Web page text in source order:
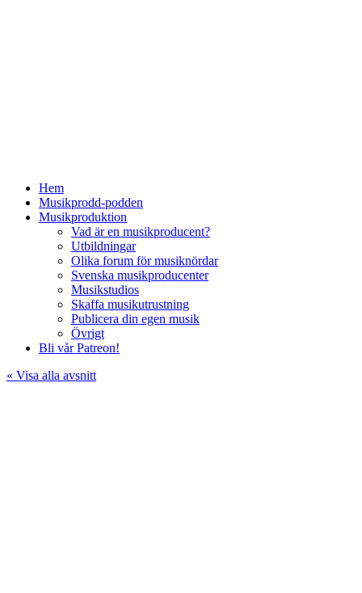
Hem
Musikprodd-podden
Musikproduktion
Vad är en musikproducent?
Utbildningar
Olika forum för musiknördar
Svenska musikproducenter
Musikstudios
Skaffa musikutrustning
Publicera din egen musik
Övrigt
Bli vår Patreon!
« Visa alla avsnitt